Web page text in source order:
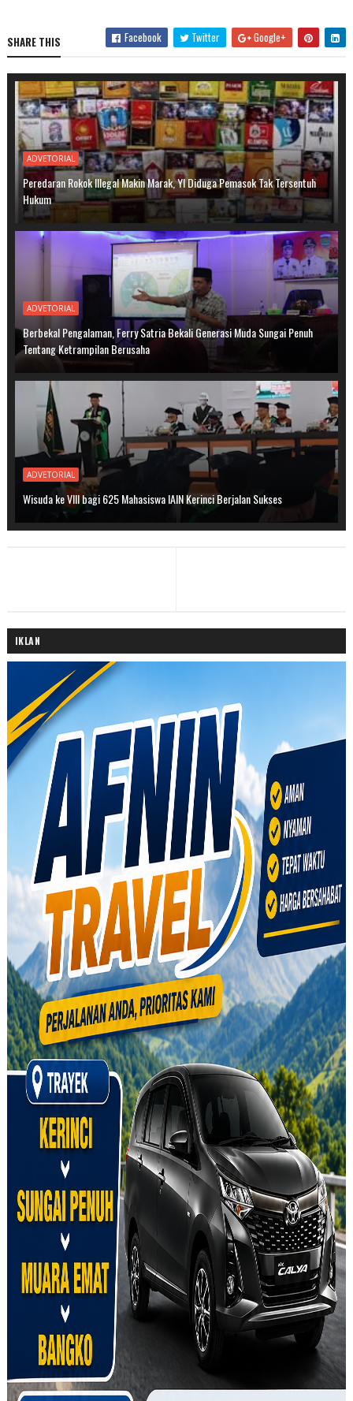
SHARE THIS Facebook Twitter Google+
ADVETORIAL
Peredaran Rokok Illegal Makin Marak, YI Diduga Pemasok Tak Tersentuh
Hukum
ADVETORIAL
Berbekal Pengalaman, Ferry Satria Bekali Generasi Muda Sungai Penuh
Tentang Ketrampilan Berusaha
ADVETORIAL
Wisuda ke VIII bagi 625 Mahasiswa IAIN Kerinci Berjalan Sukses
IKLAN